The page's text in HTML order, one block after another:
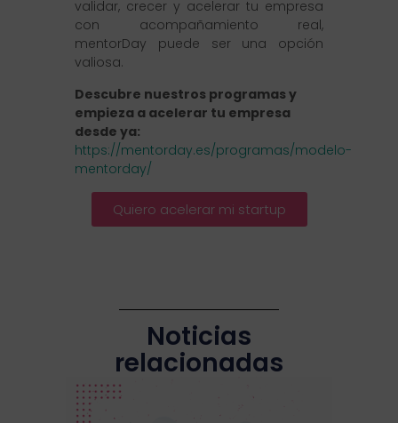
validar, crecer y acelerar tu empresa
con acompañamiento real,
mentorDay puede ser una opción
valiosa.
Descubre nuestros programas y
empieza a acelerar tu empresa
desde ya:
https://mentorday.es/programas/modelo-
mentorday/
Quiero acelerar mi startup
Noticias
relacionadas